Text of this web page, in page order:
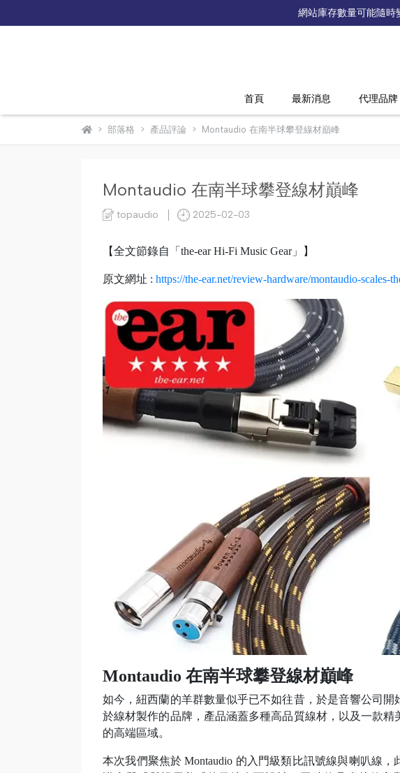
網站庫存數量可能隨時
首頁 最新消息 代理品牌
部落格 產品評論 Montaudio 在南半球攀登線材巔峰
Montaudio 在南半球攀登線材巔峰
topaudio 2025-02-03
【全文節錄自「the-ear Hi-Fi Music Gear」】
原文網址 : https://the-ear.net/review-hardware/montaudio-scales-
Montaudio 在南半球攀登線材巔峰
如今，紐西蘭的羊群數量似乎已不如往昔，於是音響公司開
於線材製作的品牌，產品涵蓋多種高品質線材，以及一款
的高端區域。
本次我們聚焦於 Montaudio 的入門級類比訊號線與喇叭線